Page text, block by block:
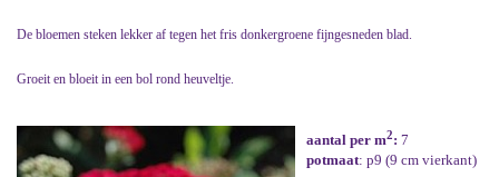
De bloemen steken lekker af tegen het fris donkergroene fijngesneden blad.
Groeit en bloeit in een bol rond heuveltje.
aantal per m2: 7
potmaat: p9 (9 cm vierkant)